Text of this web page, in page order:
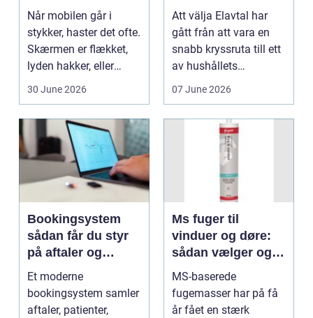
værksted
Når mobilen går i
stykker, haster det ofte.
Skærmen er flækket,
lyden hakker, eller
batteriet løber ...
30 June 2026
elmarknad
Att välja Elavtal har
gått från att vara en
snabb kryssruta till ett
av hushållets
viktigaste ekonom...
07 June 2026
Bookingsystem
sådan får du styr
på aftaler og
arbejdsgange
Et moderne
bookingsystem samler
aftaler, patienter,
Ms fuger til
vinduer og døre:
sådan vælger og
bruger du dem
rigtigt
MS-baserede
fugemasser har på få
år fået en stærk